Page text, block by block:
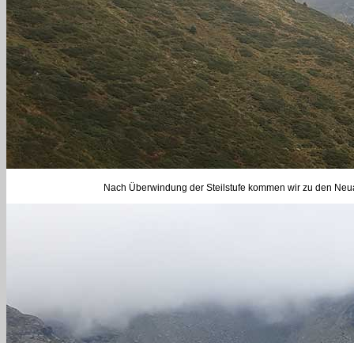
Nach Überwindung der Steilstufe kommen wir zu den